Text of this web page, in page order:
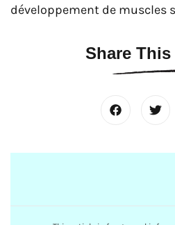
développement de muscles
Share